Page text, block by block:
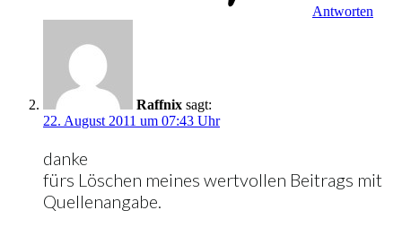
Antworten
Raffnix sagt:
22. August 2011 um 07:43 Uhr
danke
fürs Löschen meines wertvollen Beitrags mit
Quellenangabe.